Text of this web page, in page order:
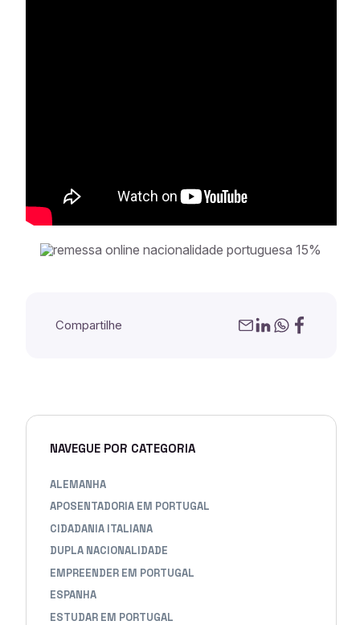
Compartilhe
NAVEGUE POR CATEGORIA
ALEMANHA
APOSENTADORIA EM PORTUGAL
CIDADANIA ITALIANA
DUPLA NACIONALIDADE
EMPREENDER EM PORTUGAL
ESPANHA
ESTUDAR EM PORTUGAL